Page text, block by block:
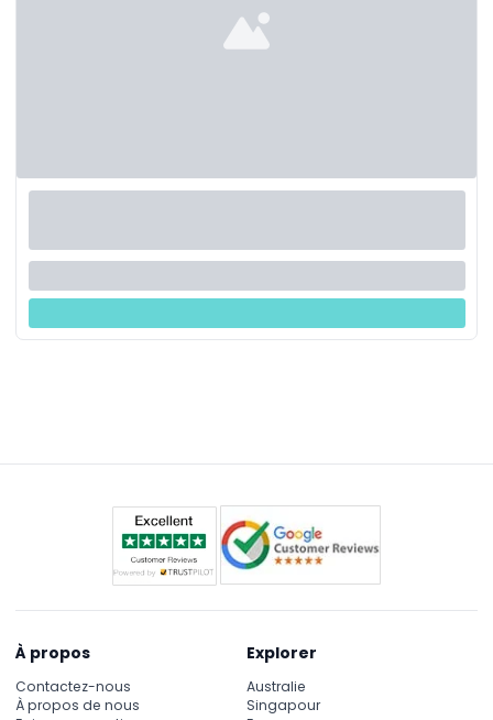
À propos
Contactez-nous
À propos de nous
Explorer
Australie
Singapour